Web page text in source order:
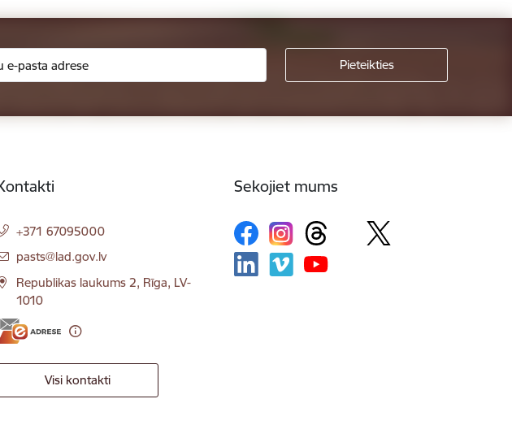
+371 67095000
E-pasts:
pasts@lad.gov.lv
Republikas laukums 2, Rīga, LV-
1010
Visi kontakti
Sekojiet mums